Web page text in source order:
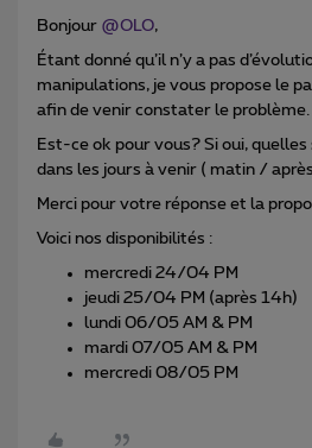
Bonjour @OLO,
Étant donné qu’il n’y a pas
manipulations, je vous propose le
afin de venir constater le problème.
Est-ce ok pour vous? Si oui,
dans les jours à venir ( matin /
Merci pour votre réponse et la
Voici nos disponibilités :
mercredi 24/04 PM
jeudi 25/04 PM (après 14h)
lundi 06/05 AM & PM
mardi 07/05 AM & PM
mercredi 08/05 PM